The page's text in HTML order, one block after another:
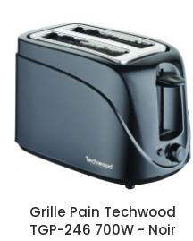
Grille Pain Techwood
TGP-246 700W - Noir